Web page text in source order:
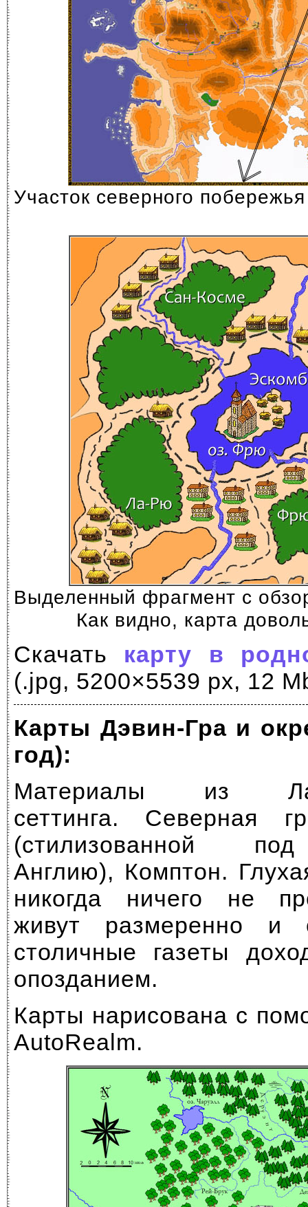
Участок северного
Выделенный фрагмент с
Как видно, карта
Скачать карту в
(.jpg, 5200×5539 px, 12
Карты Дэвин-Гра и
год):
Материалы из
сеттинга. Северная
(стилизованной
Англию), Комптон.
никогда ничего не
живут размеренно и
столичные газеты
опозданием.
Карты нарисована с
AutoRealm.